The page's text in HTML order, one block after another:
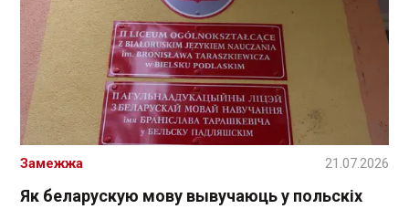
Як беларускую мову вывучаюць у польскіх
Замежжа 21.07.2026